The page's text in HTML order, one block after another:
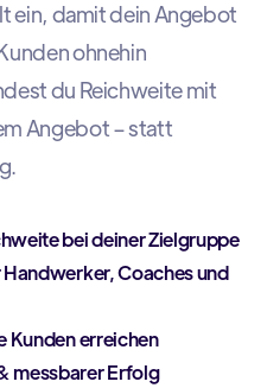
ein, damit dein Angebot
ohnehin
du Reichweite mit
Angebot – statt
bei deiner Zielgruppe
Coaches und
Kunden erreichen
messbarer Erfolg